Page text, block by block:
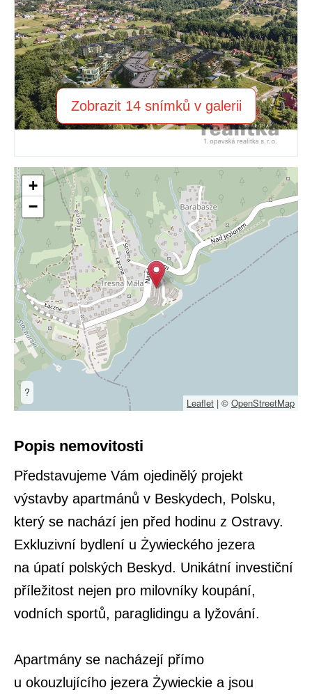
Zobrazit 14 snímků v galerii
+
−
?
Leaflet | © OpenStreetMap
Popis nemovitosti
Představujeme Vám ojedinělý projekt
výstavby apartmánů v Beskydech, Polsku,
který se nachází jen před hodinu z Ostravy.
Exkluzivní bydlení u Żywieckého jezera
na úpatí polských Beskyd. Unikátní investiční
příležitost nejen pro milovníky koupání,
vodních sportů, paraglidingu a lyžování.
Apartmány se nacházejí přímo
u okouzlujícího jezera Żywieckie a jsou